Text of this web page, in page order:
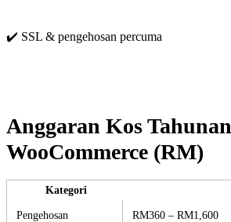
✔️ SSL & pengehosan percuma
Anggaran Kos Tahunan
WooCommerce (RM)
Kategori
Pengehosan RM360 – RM1,600